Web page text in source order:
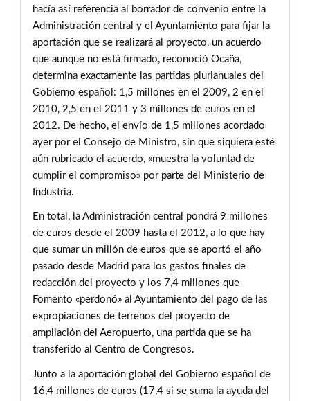
hacía así referencia al borrador de convenio entre la
Administración central y el Ayuntamiento para fijar la
aportación que se realizará al proyecto, un acuerdo
que aunque no está firmado, reconoció Ocaña,
determina exactamente las partidas plurianuales del
Gobierno español: 1,5 millones en el 2009, 2 en el
2010, 2,5 en el 2011 y 3 millones de euros en el
2012. De hecho, el envío de 1,5 millones acordado
ayer por el Consejo de Ministro, sin que siquiera esté
aún rubricado el acuerdo, «muestra la voluntad de
cumplir el compromiso» por parte del Ministerio de
Industria.
En total, la Administración central pondrá 9 millones
de euros desde el 2009 hasta el 2012, a lo que hay
que sumar un millón de euros que se aportó el año
pasado desde Madrid para los gastos finales de
redacción del proyecto y los 7,4 millones que
Fomento «perdonó» al Ayuntamiento del pago de las
expropiaciones de terrenos del proyecto de
ampliación del Aeropuerto, una partida que se ha
transferido al Centro de Congresos.
Junto a la aportación global del Gobierno español de
16,4 millones de euros (17,4 si se suma la ayuda del